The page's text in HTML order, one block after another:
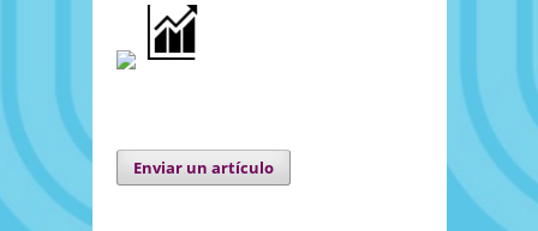
Enviar un artículo